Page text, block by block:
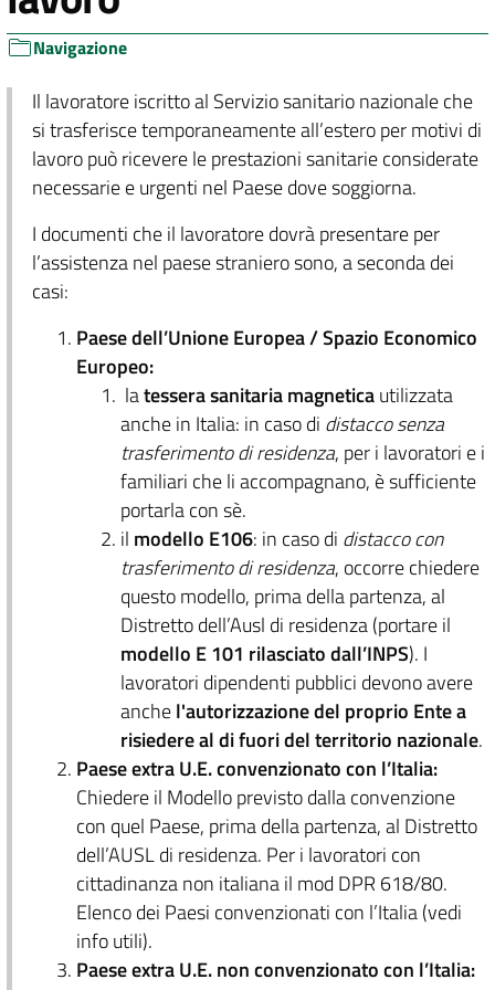
Navigazione
Il lavoratore iscritto al Servizio sanitario nazionale che
si trasferisce temporaneamente all’estero per motivi di
lavoro può ricevere le prestazioni sanitarie considerate
necessarie e urgenti nel Paese dove soggiorna.
I documenti che il lavoratore dovrà presentare per
l’assistenza nel paese straniero sono, a seconda dei
casi:
Paese dell’Unione Europea / Spazio Economico
Europeo:
latessera sanitaria magneticautilizzata
anche in Italia: in caso di distacco senza
trasferimento di residenza, per i lavoratori e i
familiari che li accompagnano, è sufficiente
portarla con sè.
il modello E106: in caso di distacco con
trasferimento di residenza, occorre chiedere
questo modello, prima della partenza, al
Distretto dell’Ausl di residenza (portare il
modello E 101 rilasciato dall’INPS). I
lavoratori dipendenti pubblici devono avere
anchel'autorizzazione del proprio Ente a
risiedere al di fuori del territorio nazionale.
Paese extra U.E. convenzionato con l’Italia:
Chiedere il Modello previsto dalla convenzione
con quel Paese, prima della partenza, al Distretto
dell’AUSL di residenza. Per i lavoratori con
cittadinanza non italiana il mod DPR 618/80.
Elenco dei Paesi convenzionati con l’Italia (vedi
info utili).
Paese extra U.E. non convenzionato con l’Italia: